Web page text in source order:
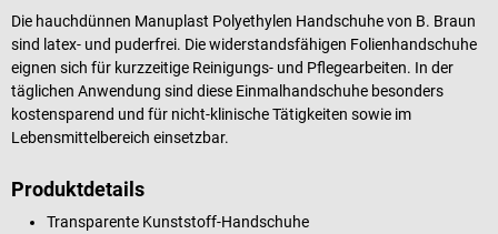
Die hauchdünnen Manuplast Polyethylen Handschuhe von B. Braun
sind latex- und puderfrei. Die widerstandsfähigen Folienhandschuhe
eignen sich für kurzzeitige Reinigungs- und Pflegearbeiten. In der
täglichen Anwendung sind diese Einmalhandschuhe besonders
kostensparend und für nicht-klinische Tätigkeiten sowie im
Lebensmittelbereich einsetzbar.
Produktdetails
Transparente Kunststoff-Handschuhe